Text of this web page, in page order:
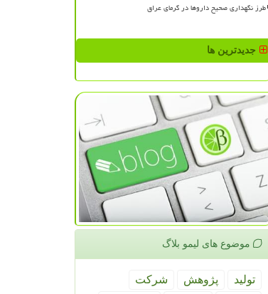
طرز نگهداری صحیح داروها در گرمای عراق
جدیدترین ها
موضوع های لیمو بلاگ
تولید پژوهش
شركت